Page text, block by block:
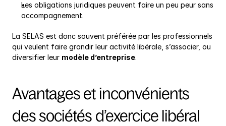
Les obligations juridiques peuvent faire un peu peur sans
accompagnement.
La SELAS est donc souvent préférée par les professionnels
qui veulent faire grandir leur activité libérale, s’associer, ou
diversifier leur modèle d’entreprise.
Avantages et inconvénients
des sociétés d’exercice libéral